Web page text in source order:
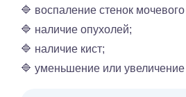
🔷 воспаление стенок
🔷 наличие опухолей;
🔷 наличие кист;
🔷 уменьшение или